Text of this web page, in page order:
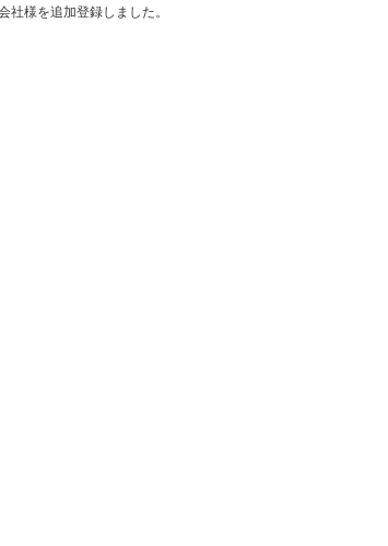
社様を追加登録しました。